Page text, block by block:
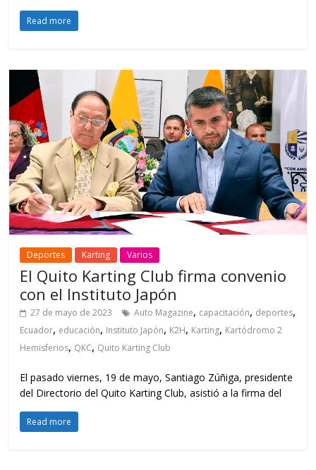
Read more
Deportes Karting Varios
El Quito Karting Club firma convenio
con el Instituto Japón
27 de mayo de 2023 Auto Magazine, capacitación, deportes,
Ecuador, educación, Instituto Japón, K2H, Karting, Kartódromo 2
Hemisferios, QKC, Quito Karting Club
El pasado viernes, 19 de mayo, Santiago Zúñiga, presidente
del Directorio del Quito Karting Club, asistió a la firma del
Read more